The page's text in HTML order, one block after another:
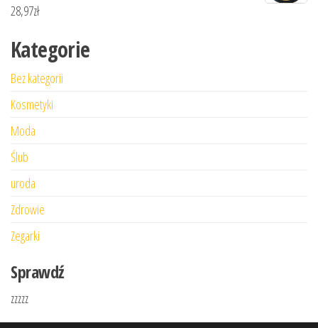
28,97zł
Kategorie
Bez kategorii
Kosmetyki
Moda
Ślub
uroda
Zdrowie
Zegarki
Sprawdź
zzzzz